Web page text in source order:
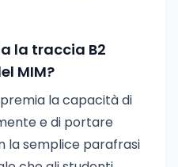
la traccia B2
MIM?
la capacità di
e di portare
la semplice parafrasi